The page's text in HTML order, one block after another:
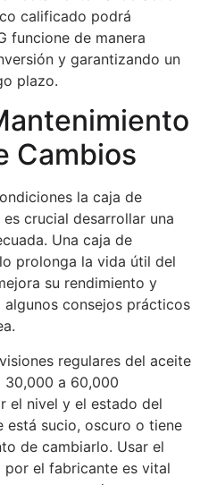
calificado podrá
funcione de manera
y garantizando un
plazo.
Cambios
la caja de
crucial desarrollar una
Una caja de
prolonga la vida útil del
su rendimiento y
consejos prácticos
regulares del aceite
30,000 a 60,000
el nivel y el estado del
está sucio, oscuro o tiene
de cambiarlo. Usar el
el fabricante es vital